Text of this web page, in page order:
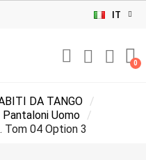
IT
DA TANGO
Pantaloni Uomo
Tom 04 Option 3